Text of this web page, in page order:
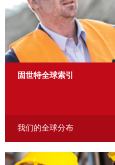
固世特全球索引
我们的全球分布